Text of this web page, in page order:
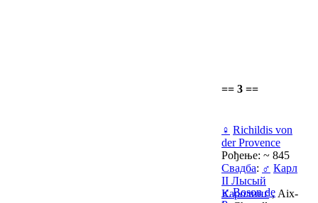
== 3 ==
♀ Richildis von
der Provence
Рођење: ~ 845
Свадба: ♂ Карл
II Лысый
Каролинг, Aix-
♂ Boson de